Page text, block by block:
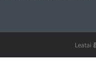
Leatai